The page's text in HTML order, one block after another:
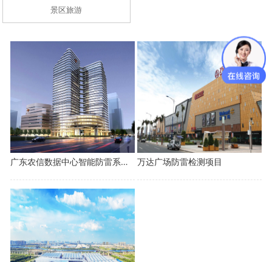
景区旅游
广东农信数据中心智能防雷系统建设项目 万达广场防雷检测项目